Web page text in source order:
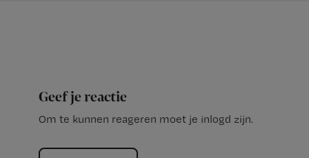
Geef je reactie
Om te kunnen reageren moet je inlogd zijn.